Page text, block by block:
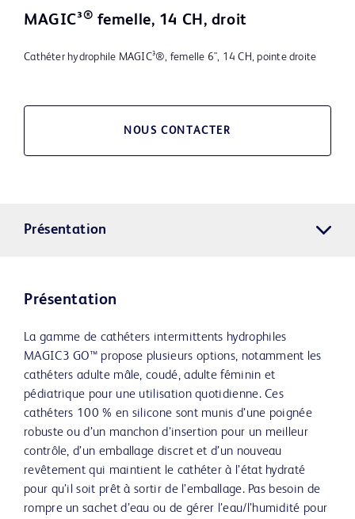
MAGIC³® femelle, 14 CH, droit
Cathéter hydrophile MAGIC³®, femelle 6", 14 CH, pointe droite
NOUS CONTACTER
Présentation
Présentation
La gamme de cathéters intermittents hydrophiles
MAGIC3 GO™ propose plusieurs options, notamment les
cathéters adulte mâle, coudé, adulte féminin et
pédiatrique pour une utilisation quotidienne. Ces
cathéters 100 % en silicone sont munis d’une poignée
robuste ou d’un manchon d’insertion pour un meilleur
contrôle, d’un emballage discret et d’un nouveau
revêtement qui maintient le cathéter à l’état hydraté
pour qu’il soit prêt à sortir de l’emballage. Pas besoin de
rompre un sachet d’eau ou de gérer l’eau/l’humidité pour